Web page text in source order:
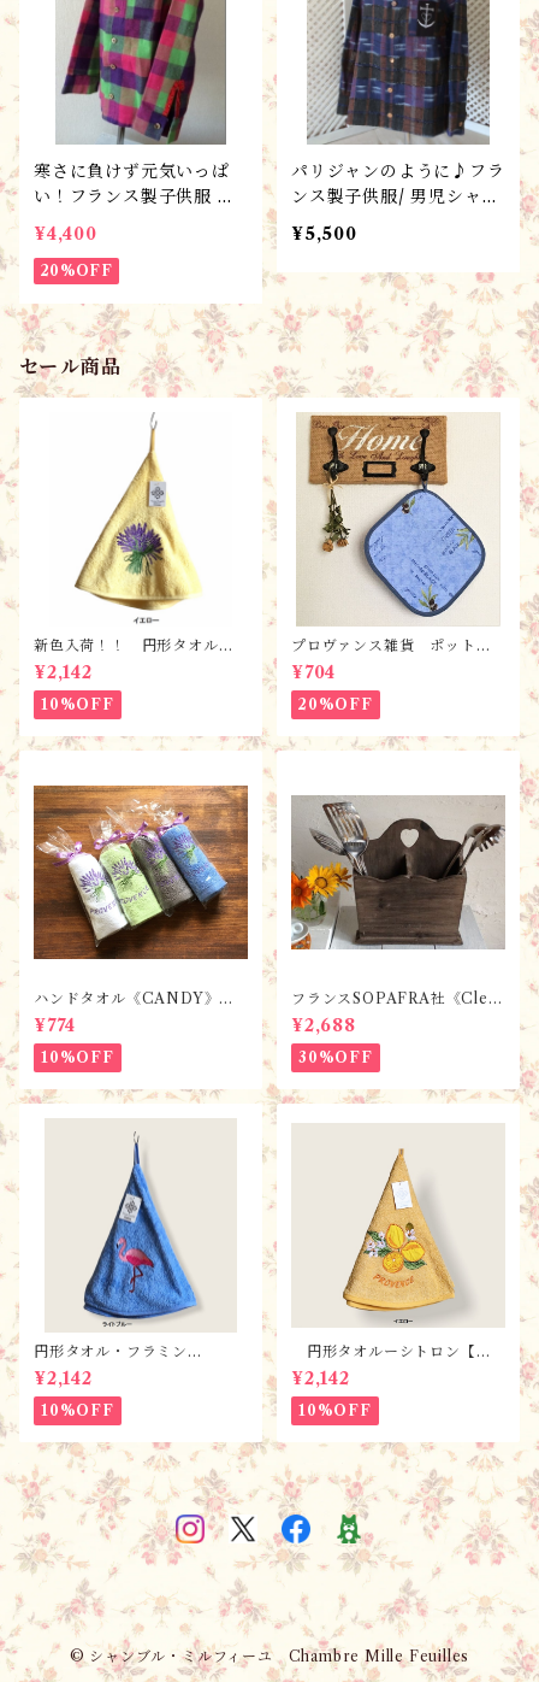
寒さに負けず元気いっぱ
い！フランス製子供服 1
00サイズ・男児ネルシャ
ツ/ギフトにもおすすめ！
¥4,400
20%OFF
パリジャンのように♪フラ
ンス製子供服/ 男児シャ
ツ・カマルグ・120サイ
ズ・ギフトにもおすすめ！
¥5,500
セール商品
新色入荷！！ 円形タオル・
ラヴァンド【全６色】 / フ
ランスTisssus-Toselli社 フ
ランスのお土産
¥2,142
10%OFF
プロヴァンス雑貨 ポットマ
ット・鍋つかみ／ オリー
ブ・ブルー/ フランス・ランソ
レイヤード社
¥704
20%OFF
ハンドタオル《CANDY》ラ
ベンダー【全7色】 / フラン
スTisssus-Toselli社 フラン
スのお土産／プロヴァンス
¥774
10%OFF
フランスSOPAFRA社《Clem
entine Creation》 フレンチ
レトロ・シャビーなカトラリ
ーボックス
¥2,688
30%OFF
円形タオル・フラミン
ゴ ・ 全2色 / フランスT
isssus-Toselli社 フランス
のお土産
¥2,142
10%OFF
円形タオルーシトロン【全
３色】 / フランスTisssus-
¥2,142
10%OFF
© シャンブル・ミルフィーユ Chambre Mille Feuilles